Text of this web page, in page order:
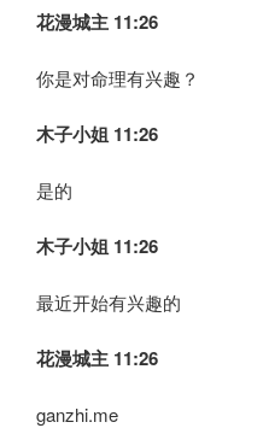
花漫城主 11:26
你是对命理有兴趣？
木子小姐 11:26
是的
木子小姐 11:26
最近开始有兴趣的
花漫城主 11:26
ganzhi.me